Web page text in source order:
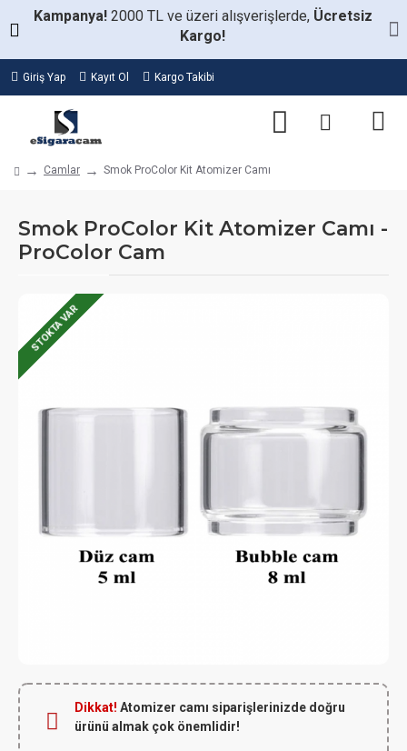
Kampanya! 2000 TL ve üzeri alışverişlerde, Ücretsiz
Kargo!
Giriş Yap Kayıt Ol Kargo Takibi
Camlar Smok ProColor Kit Atomizer Camı
Smok ProColor Kit Atomizer Camı -
ProColor Cam
STOKTA VAR
Dikkat! Atomizer camı siparişlerinizde doğru
ürünü almak çok önemlidir!